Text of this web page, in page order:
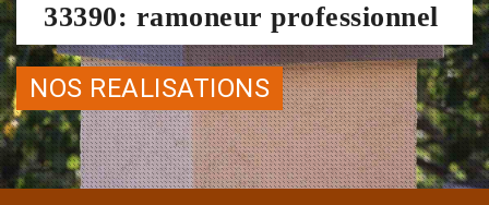
33390: ramoneur professionnel
NOS REALISATIONS